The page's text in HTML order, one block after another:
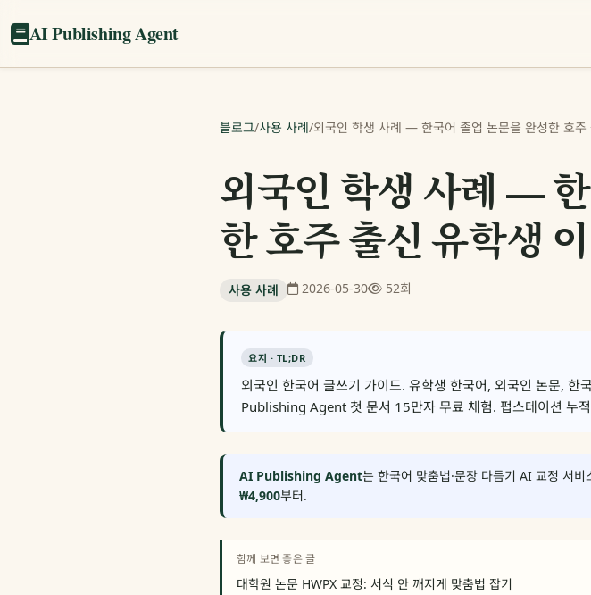
AI Publishing Agent
블로그/사용 사례/외국인 학생 사례 — 한국어 졸업 논문을 완성한 호주
외국인 학생 사례 —
한 호주 출신 유학생
사용 사례 2026-05-30 52회
요지 · TL;DR
외국인 한국어 글쓰기 가이드. 유학생 한국어, 외국인 논문,
Publishing Agent 첫 문서 15만자 무료 체험. 펍스테이션 누
AI Publishing Agent는 한국어 맞춤법·문장 다듬기 AI 교정 서비
₩4,900부터.
함께 보면 좋은 글
대학원 논문 HWPX 교정: 서식 안 깨지게 맞춤법 잡기